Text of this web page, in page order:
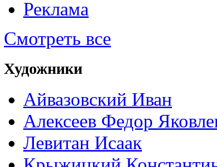
Реклама
Смотреть все
Художники
Айвазовский Иван
Алексеев Федор
Левитан Исаак